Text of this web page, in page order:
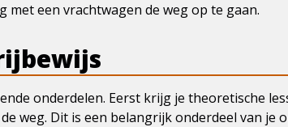
een vrachtwagen de weg op te gaan.
onderdelen. Eerst krijg je theoretische
weg. Dit is een belangrijk onderdeel van je